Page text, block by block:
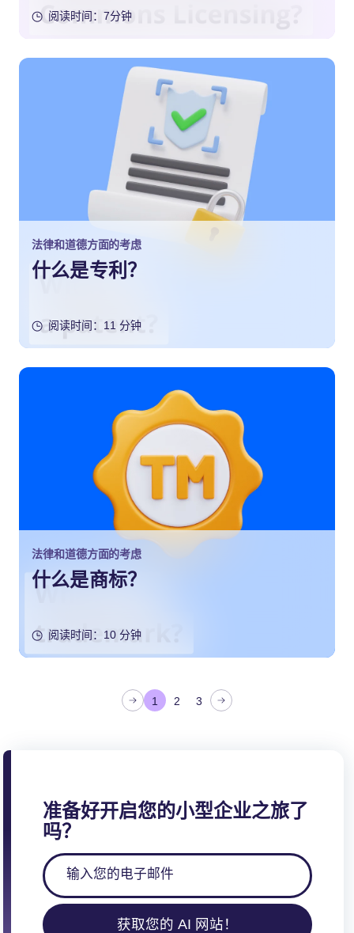
阅读时间：7分钟
法律和道德方面的考虑
什么是专利？
阅读时间：11 分钟
法律和道德方面的考虑
什么是商标？
阅读时间：10 分钟
1 2 3
准备好开启您的小型企业之旅了
吗？
获取您的 AI 网站！